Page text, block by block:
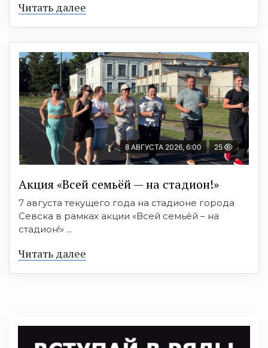
Читать далее
8 АВГУСТА 2026, 6:00 25
Акция «Всей семьёй — на стадион!»
7 августа текущего года на стадионе города
Севска в рамках акции «Всей семьёй – на
стадион!» ...
Читать далее